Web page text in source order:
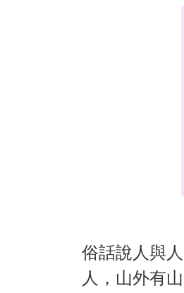
俗話說人與
人，山外有